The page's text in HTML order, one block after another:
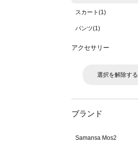
スカート(1)
パンツ(1)
アクセサリー
選択を解除する
ブランド
Samansa Mos2